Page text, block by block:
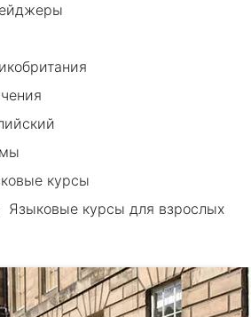
курсы
Языковые курсы для взрослых